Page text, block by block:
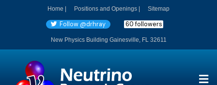
Home | Positions and Openings | Sitemap
Follow @drhray 60 followers
New Physics Building Gainesville, FL 32611